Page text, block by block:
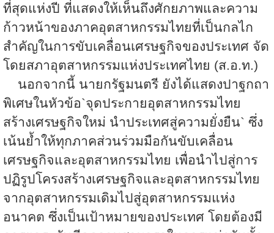
ที่สุดแห่งปี ที่แสดงให้เห็นถึงศักยภาพและความ
ก้าวหน้าของภาคอุตสาหกรรมไทยที่เป็นกลไก
สำคัญในการขับเคลื่อนเศรษฐกิจของประเทศ จัด
โดยสภาอุตสาหกรรมแห่งประเทศไทย (ส.อ.ท.)
นอกจากนี้ นายกรัฐมนตรี ยังได้แสดงปาฐกถา
พิเศษในหัวข้อ`จุดประกายอุตสาหกรรมไทย
สร้างเศรษฐกิจใหม่ นำประเทศสู่ความยั่งยืน` ซึ่ง
เน้นย้ำให้ทุกภาคส่วนร่วมมือกันขับเคลื่อน
เศรษฐกิจและอุตสาหกรรมไทย เพื่อนำไปสู่การ
ปฏิรูปโครงสร้างเศรษฐกิจและอุตสาหกรรมไทย
จากอุตสาหกรรมเดิมไปสู่อุตสาหกรรมแห่ง
อนาคต ซึ่งเป็นเป้าหมายของประเทศ โดยต้องมี